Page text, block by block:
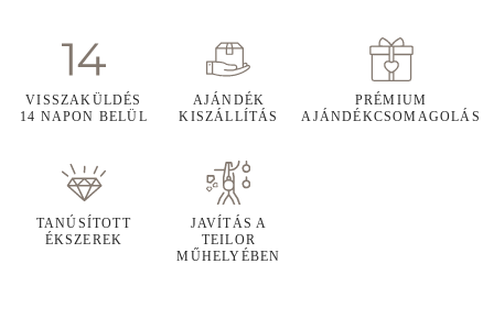
VISSZAKÜLDÉS
14 NAPON BELÜL
AJÁNDÉK
KISZÁLLÍTÁS
PRÉMIUM
AJÁNDÉKCSOMAGOLÁS
TANÚSÍTOTT
ÉKSZEREK
JAVÍTÁS A
TEILOR
MŰHELYÉBEN